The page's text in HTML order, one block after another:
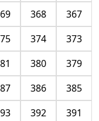
367
368
373
374
379
380
385
386
391
392